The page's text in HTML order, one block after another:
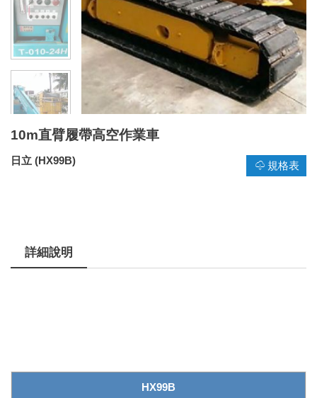
10m直臂履帶高空作業車
日立 (HX99B) 規格表
詳細說明
HX99B